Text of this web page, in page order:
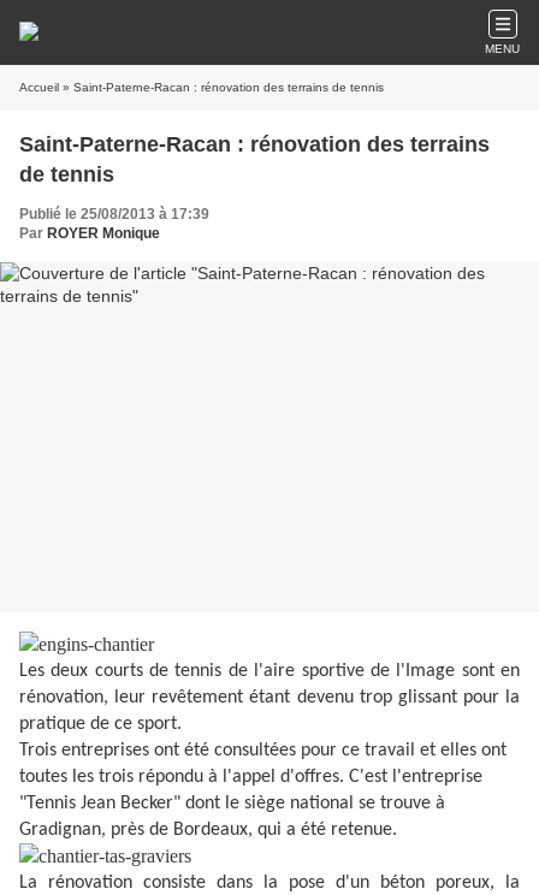
MENU
Accueil » Saint-Paterne-Racan : rénovation des terrains de tennis
Saint-Paterne-Racan : rénovation des terrains
de tennis
Publié le 25/08/2013 à 17:39
Par ROYER Monique
Les deux courts de tennis de l'aire sportive de l'Image sont en
rénovation, leur revêtement étant devenu trop glissant pour la
pratique de ce sport.
Trois entreprises ont été consultées pour ce travail et elles ont
toutes les trois répondu à l'appel d'offres. C'est l'entreprise
"Tennis Jean Becker" dont le siège national se trouve à
Gradignan, près de Bordeaux, qui a été retenue.
La rénovation consiste dans la pose d'un béton poreux, la